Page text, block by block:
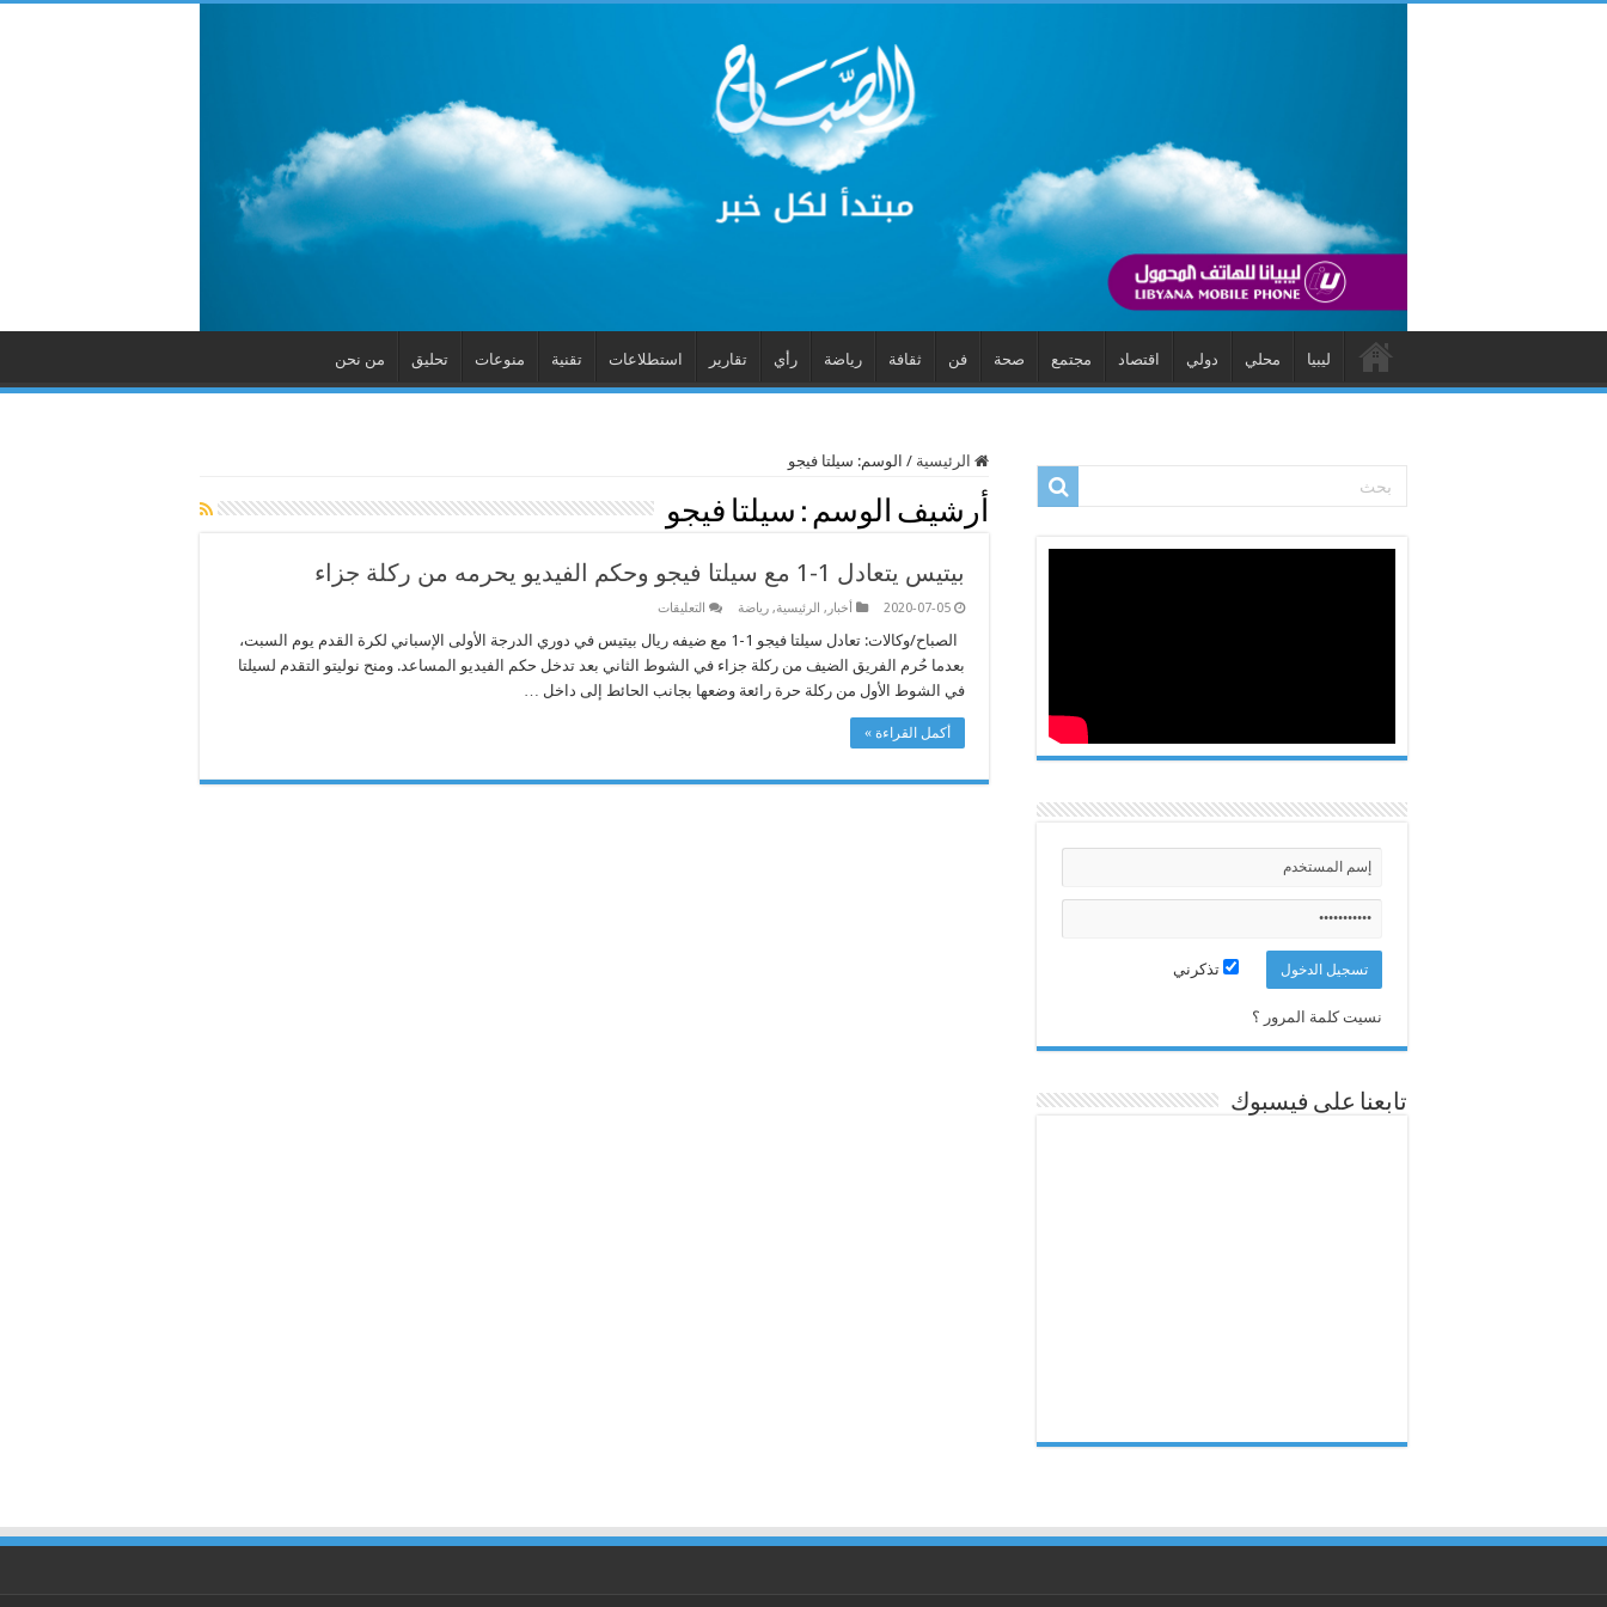
ليبيا محلي دولي اقتصاد مجتمع صحة فن ثقافة رياضة رأي تقارير استطلاعات تقنية منوعات تحليق من نحن
الرئيسية / الوسم: سيلتا فيجو
أرشيف الوسم : سيلتا فيجو
بيتيس يتعادل 1-1 مع سيلتا فيجو وحكم الفيديو يحرمه من ركلة جزاء
2020-07-05 أخبار , الرئيسية, رياضة التعليقات
يتعادل
1
مع
سيلتا
من
الصباح/وكالات: تعادل سيلتا فيجو 1-1 مع ضيفه ريال بيتيس في دوري الدرجة الأولى الإسباني لكرة القدم يوم السبت،
بعدما حُرم الفريق الضيف من ركلة جزاء في الشوط الثاني بعد تدخل حكم الفيديو المساعد. ومنح نوليتو التقدم لسيلتا
في الشوط الأول من ركلة حرة رائعة وضعها بجانب الحائط إلى داخل …
أكمل القراءة »
تذكرني
نسيت كلمة المرور ؟
تابعنا على فيسبوك